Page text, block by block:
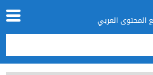
المحتوى العربي